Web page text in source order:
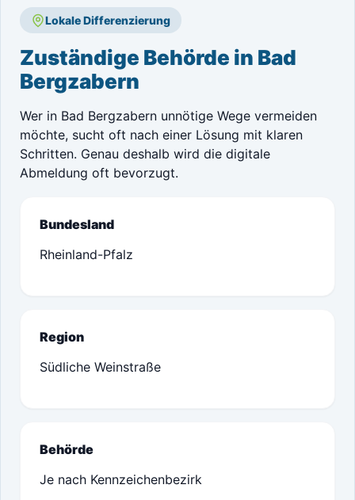
Lokale Differenzierung
Zuständige Behörde in Bad
Bergzabern
Wer in Bad Bergzabern unnötige Wege vermeiden
möchte, sucht oft nach einer Lösung mit klaren
Schritten. Genau deshalb wird die digitale
Abmeldung oft bevorzugt.
Bundesland
Rheinland-Pfalz
Region
Südliche Weinstraße
Behörde
Je nach Kennzeichenbezirk